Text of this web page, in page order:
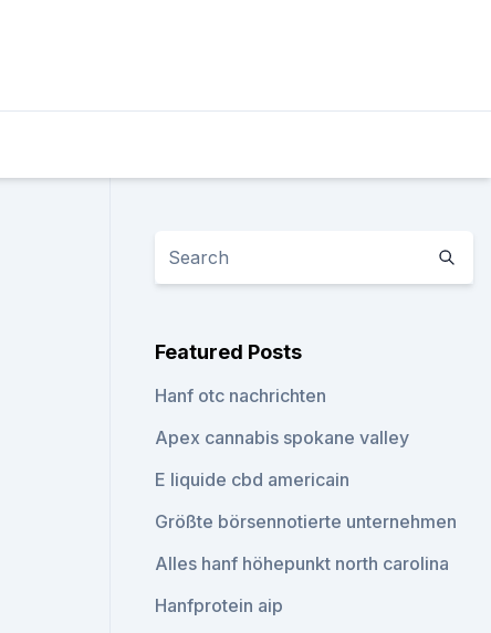
Featured Posts
Hanf otc nachrichten
Apex cannabis spokane valley
E liquide cbd americain
Größte börsennotierte unternehmen
Alles hanf höhepunkt north carolina
Hanfprotein aip